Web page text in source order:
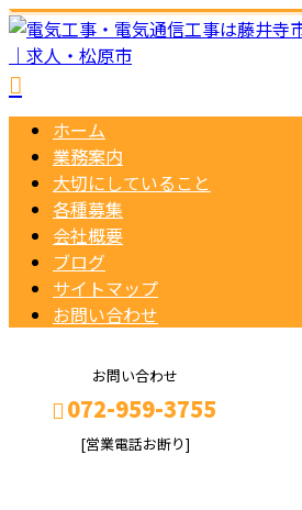
ホーム
業務案内
大切にしていること
各種募集
会社概要
ブログ
サイトマップ
お問い合わせ
お問い合わせ
072-959-3755
[営業電話お断り]